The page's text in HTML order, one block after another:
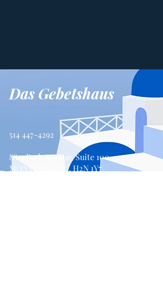
Das Gebetshaus
514 447-4292
8815 Park Avenue, Suite 100
MONTREAL, QC, H2N 1Y7